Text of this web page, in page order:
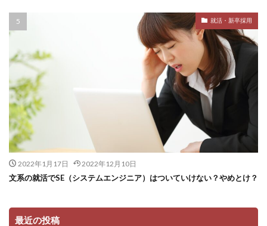
就活・新卒採用
2022年1月17日 2022年12月10日
文系の就活でSE（システムエンジニア）はついていけない？やめとけ？
最近の投稿